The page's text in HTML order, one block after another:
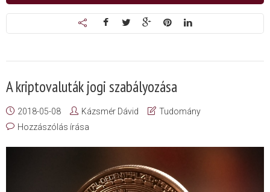
A kriptovaluták jogi szabályozása
2018-05-08 Kázsmér Dávid
Tudomány
Hozzászólás írása